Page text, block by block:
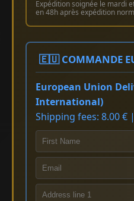
Expédition soignée le mardi
en 48h après expédition
🇪🇺 COMMANDE
European Union
International)
Shipping fees: 8.00 €